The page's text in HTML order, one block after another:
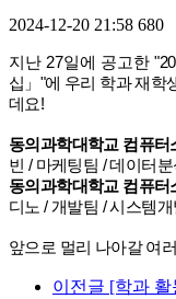
2024-12-20 21:58 680
지난 27일에 공고한 "
십」"에 우리 학과 재학
데요!
동의과학대학교 컴퓨터
빈 / 마케팅팀 / 데이터
동의과학대학교 컴퓨터
디노 / 개발팀 / 시스템개
앞으로 멀리 나아갈 여
이전글 [학과 활